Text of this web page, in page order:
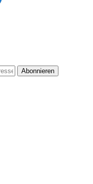
Abonnieren